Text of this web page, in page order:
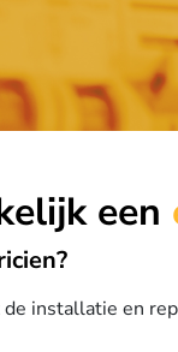
een
installatie en